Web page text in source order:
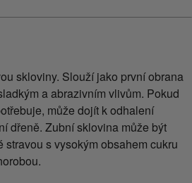
skloviny. Slouží jako první obrana
a abrazivním vlivům. Pokud
může dojít k odhalení
dřeně. Zubní sklovina může být
s vysokým obsahem cukru